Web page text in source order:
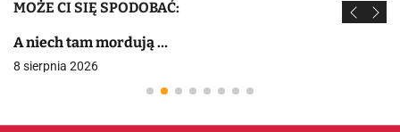
MOŻE CI SIĘ SPODOBAĆ:
A niech tam mordują …
8 sierpnia 2026